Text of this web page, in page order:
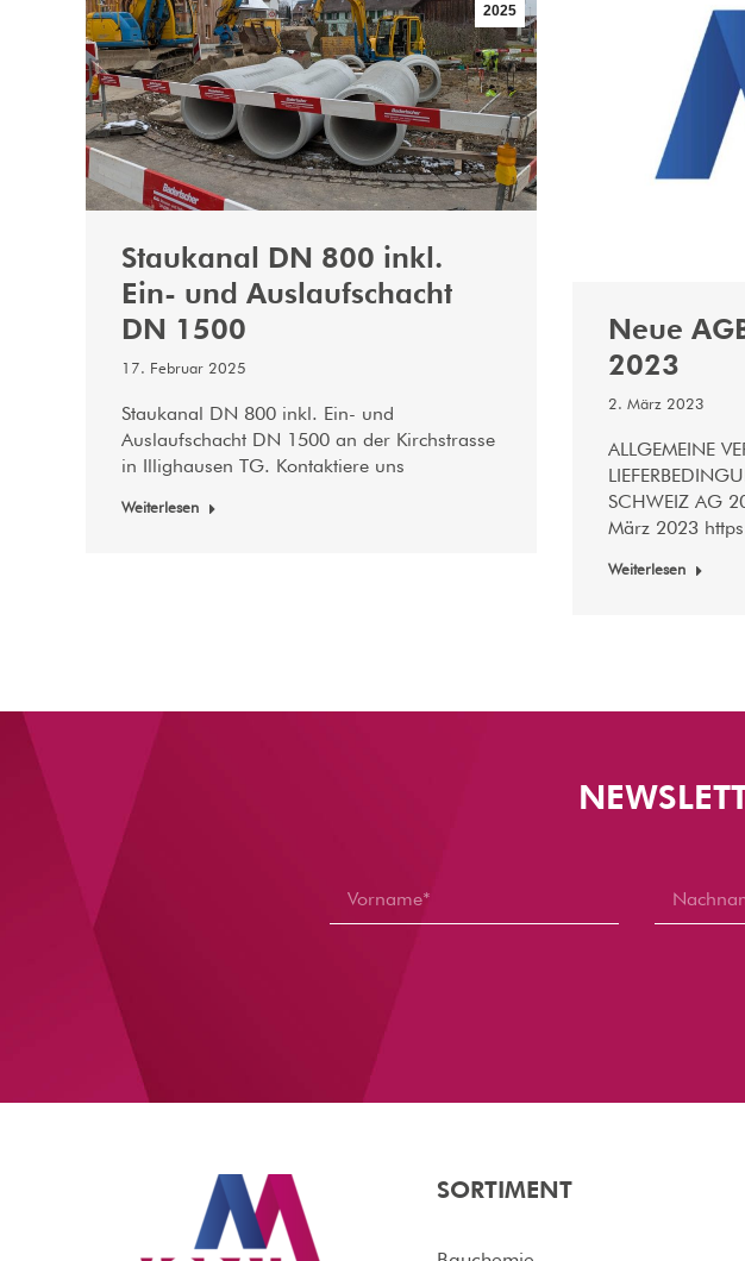
2025
Staukanal DN 800 inkl.
Ein- und Auslaufschacht
DN 1500
17. Februar 2025
Staukanal DN 800 inkl. Ein- und
Auslaufschacht DN 1500 an der Kirchstrasse
in Illighausen TG. Kontaktiere uns
Weiterlesen
Neue
2023
2. März 2023
ALLGEMEINE
SCHWEIZ AG
März 2023
Weiterlesen
SORTIMENT